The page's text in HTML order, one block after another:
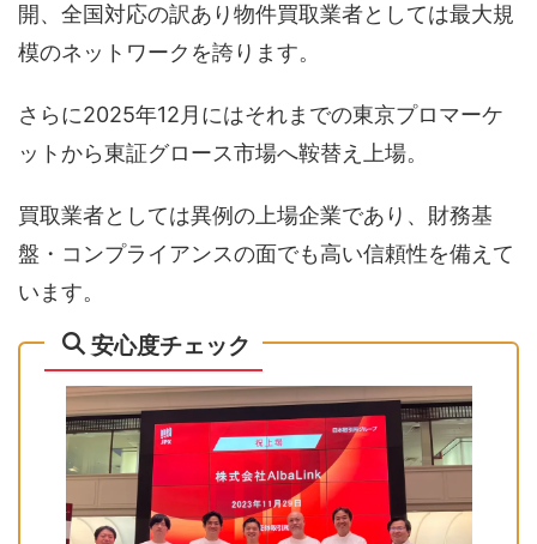
開、全国対応の訳あり物件買取業者としては最大規
模のネットワークを誇ります。
さらに2025年12月にはそれまでの東京プロマーケ
ットから東証グロース市場へ鞍替え上場。
買取業者としては異例の上場企業であり、財務基
盤・コンプライアンスの面でも高い信頼性を備えて
います。
安心度チェック